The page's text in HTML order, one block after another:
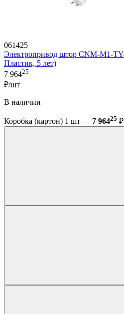
061425
Электропривод штор CNM-M1-
Пластик, 5 лет)
7 96425
₽/шт
В наличии
Коробка (картон) 1 шт — 7 96425 ₽